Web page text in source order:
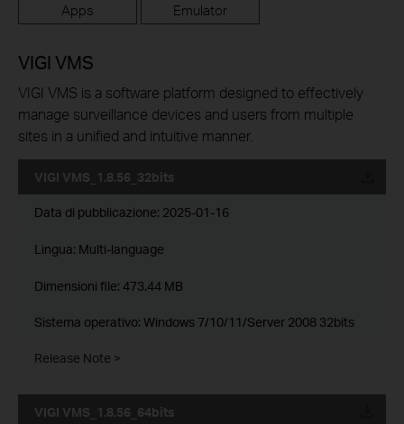
Apps Emulator
VIGI VMS
VIGI VMS is a software platform designed to effectively
manage surveillance devices and users from multiple
sites in a unified and intuitive manner.
VIGI VMS_1.8.56_32bits
Data di pubblicazione: 2025-01-16
Lingua: Multi-language
Dimensioni file: 473.44 MB
Sistema operativo: Windows 7/10/11/Server 2008 32bits
Release Note >
VIGI VMS_1.8.56_64bits